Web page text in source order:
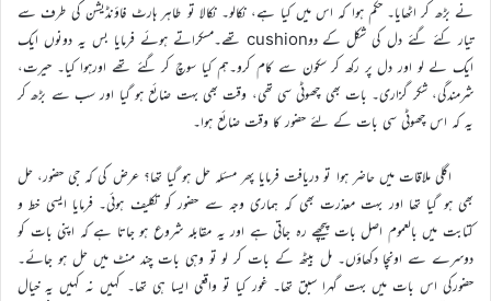
نے بڑھ کر اٹھایا۔ حکم ہوا کہ اس میں کیا ہے، نکالو۔ نکالا تو طاہر ہارٹ فاؤنڈیشن کی طرف سے
تیار کئے گئے دل کی شکل کے دوcushion تھے۔مسکراتے ہوئے فرمایا بس یہ دونوں ایک
ایک لے لو اور دل پر رکھ کر سکون سے کام کرو۔ہم کیا سوچ کر گئے تھے اورہوا کیا۔ حیرت،
شرمندگی، شکر گزاری۔ بات بھی چھوٹی سی تھی، وقت بھی بہت ضائع ہو گیا اور سب سے بڑھ کر
یہ کہ اس چھوٹی سی بات کے لئے حضور کا وقت ضائع ہوا۔
اگلی ملاقات میں حاضر ہوا تو دریافت فرمایا پھر مسئلہ حل ہو گیا تھا؟ عرض کی کہ جی حضور، حل
بھی ہو گیا تھا اور بہت معذرت بھی کہ ہماری وجہ سے حضور کو تکلیف ہوئی۔ فرمایا ایسی خط و
کتابت میں بالعموم اصل بات پیچھے رہ جاتی ہے اور یہ مقابلہ شروع ہو جاتا ہے کہ اپنی بات کو
دوسرے سے اونچا دکھاؤں۔ مل بیٹھ کے بات کر لو تو وہی بات چند منٹ میں حل ہو جائے۔
حضورکی اس بات میں بہت گہرا سبق تھا۔ غور کیا تو واقعی ایسا ہی تھا۔ کہیں نہ کہیں یہ خیال